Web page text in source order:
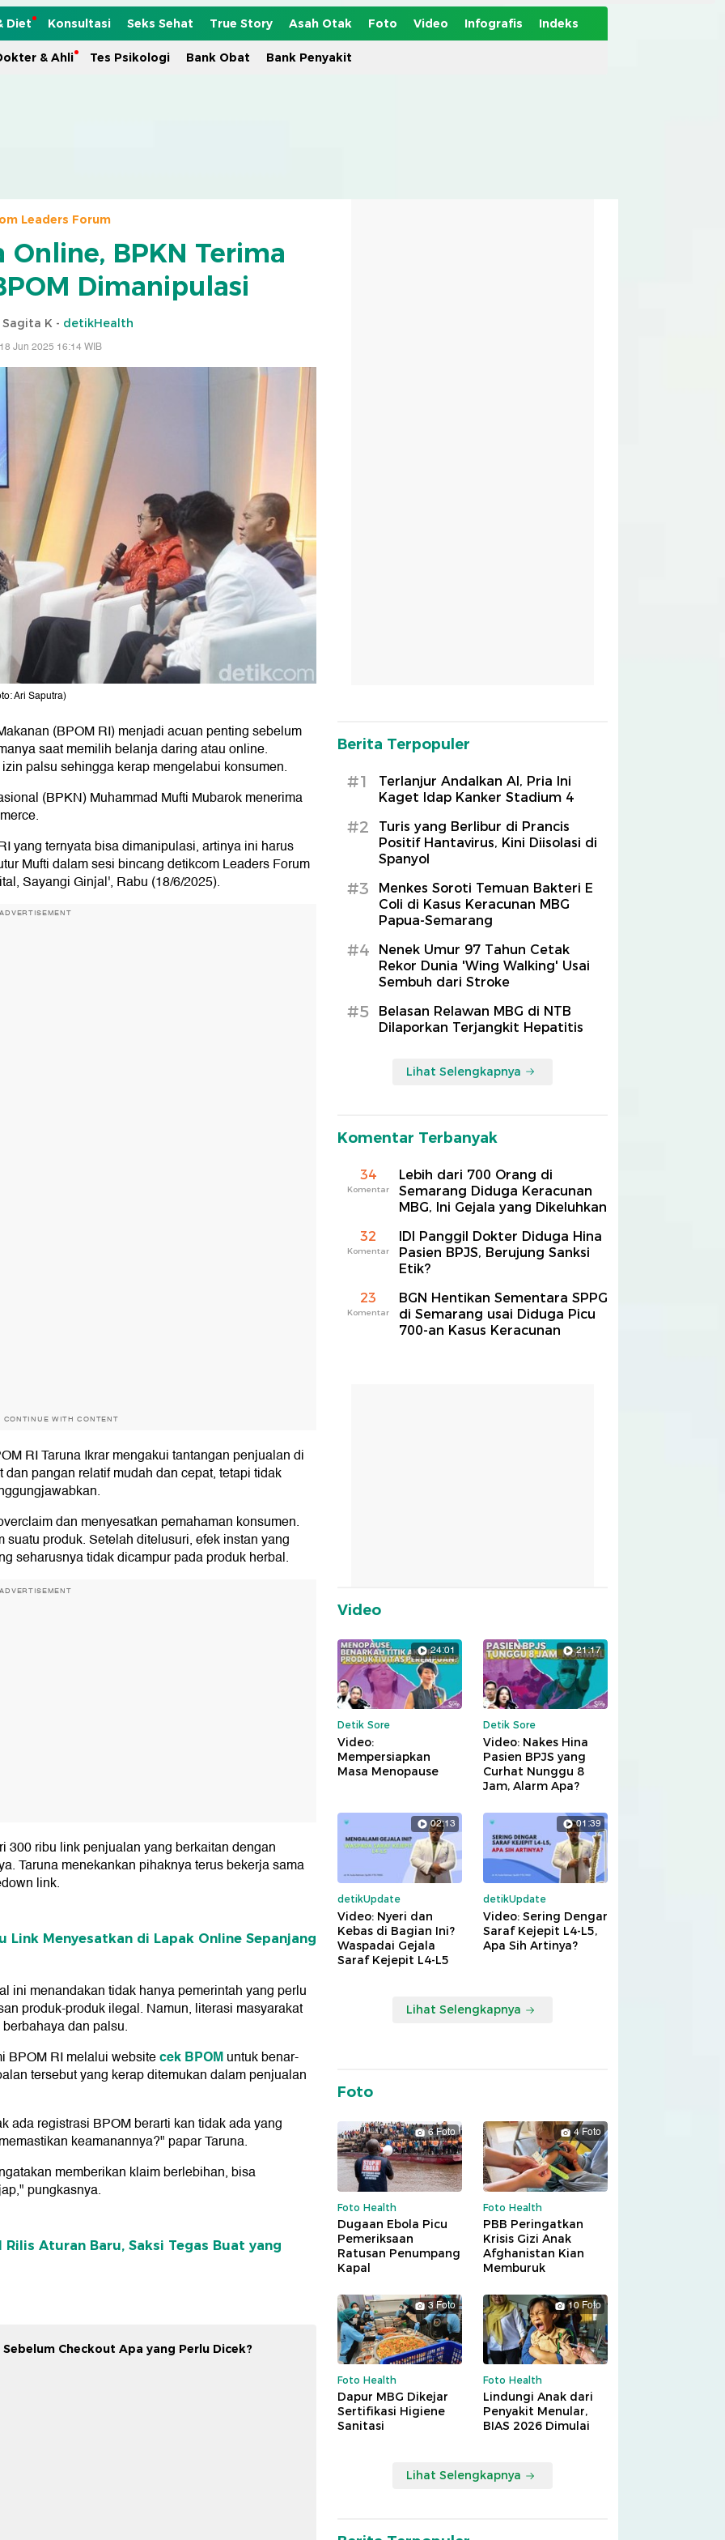
Diet Konsultasi Seks Sehat True Story Asah Otak Foto Video Infografis Indeks
& Ahli Tes Psikologi Bank Obat Bank Penyakit
Leaders Forum
BPKN Terima
Dimanipulasi
K - detikHealth
Jun 2025 16:14 WIB
Ari Saputra)
(BPOM RI) menjadi acuan penting sebelum
saat memilih belanja daring atau online.
palsu sehingga kerap mengelabui konsumen.
(BPKN) Muhammad Mufti Mubarok menerima
yang ternyata bisa dimanipulasi, artinya ini harus
Mufti dalam sesi bincang detikcom Leaders Forum
Sayangi Ginjal', Rabu (18/6/2025).
ADVERTISEMENT
CONTINUE WITH CONTENT
RI Taruna Ikrar mengakui tantangan penjualan di
pangan relatif mudah dan cepat, tetapi tidak
dan menyesatkan pemahaman konsumen.
produk. Setelah ditelusuri, efek instan yang
seharusnya tidak dicampur pada produk herbal.
ADVERTISEMENT
300 ribu link penjualan yang berkaitan dengan
Taruna menekankan pihaknya terus bekerja sama
link.
Link Menyesatkan di Lapak Online Sepanjang
ini menandakan tidak hanya pemerintah yang perlu
produk-produk ilegal. Namun, literasi masyarakat
dan palsu.
BPOM RI melalui websitecek BPOMuntuk benar-
tersebut yang kerap ditemukan dalam penjualan
ada registrasi BPOM berarti kan tidak ada yang
keamanannya?" papar Taruna.
memberikan klaim berlebihan, bisa
pungkasnya.
Rilis Aturan Baru, Saksi Tegas Buat yang
Sebelum Checkout Apa yang Perlu Dicek?
Berita Terpopuler
#1
Terlanjur Andalkan AI, Pria Ini
Kaget Idap Kanker Stadium 4
#2
Turis yang Berlibur di Prancis
Positif Hantavirus, Kini Diisolasi di
Spanyol
#3
Menkes Soroti Temuan Bakteri E
Coli di Kasus Keracunan MBG
Papua-Semarang
#4
Nenek Umur 97 Tahun Cetak
Rekor Dunia 'Wing Walking' Usai
Sembuh dari Stroke
#5
Belasan Relawan MBG di NTB
Dilaporkan Terjangkit Hepatitis
Lihat Selengkapnya
Komentar Terbanyak
34
Komentar
Lebih dari 700 Orang di
Semarang Diduga Keracunan
MBG, Ini Gejala yang Dikeluhkan
32
Komentar
IDI Panggil Dokter Diduga Hina
Pasien BPJS, Berujung Sanksi
Etik?
23
Komentar
BGN Hentikan Sementara SPPG
di Semarang usai Diduga Picu
700-an Kasus Keracunan
Video
24:01
Detik Sore
Video:
Mempersiapkan
Masa Menopause
21:17
Detik Sore
Video: Nakes Hina
Pasien BPJS yang
Curhat Nunggu 8
Jam, Alarm Apa?
02:13
detikUpdate
Video: Nyeri dan
Kebas di Bagian Ini?
Waspadai Gejala
Saraf Kejepit L4-L5
01:39
detikUpdate
Video: Sering Dengar
Saraf Kejepit L4-L5,
Apa Sih Artinya?
Lihat Selengkapnya
Foto
6 Foto
Foto Health
Dugaan Ebola Picu
Pemeriksaan
Ratusan Penumpang
Kapal
4 Foto
Foto Health
PBB Peringatkan
Krisis Gizi Anak
Afghanistan Kian
Memburuk
3 Foto
Foto Health
Dapur MBG Dikejar
Sertifikasi Higiene
Sanitasi
10 Foto
Foto Health
Lindungi Anak dari
Penyakit Menular,
BIAS 2026 Dimulai
Lihat Selengkapnya